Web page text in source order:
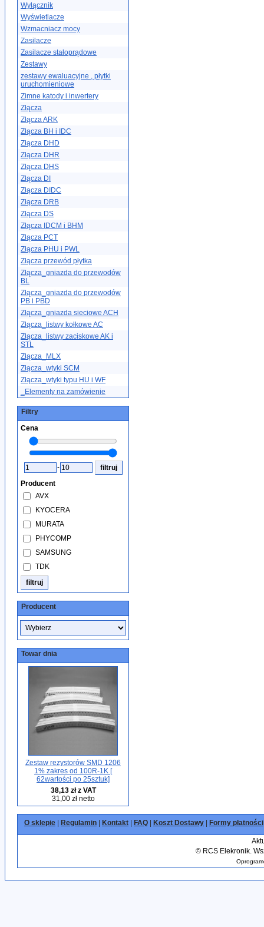
Wyłącznik
Wyświetlacze
Wzmacniacz mocy
Zasilacze
Zasilacze stałoprądowe
Zestawy
zestawy ewaluacyjne , płytki
uruchomieniowe
Zimne katody i inwertery
Złącza
Złącza ARK
Złącza BH i IDC
Złącza DHD
Złącza DHR
Złącza DHS
Złącza DI
Złącza DIDC
Złącza DRB
Złącza DS
Złącza IDCM i BHM
Złącza PCT
Złącza PHU i PWL
Złącza przewód płytka
Złącza_gniazda do przewodów
BL
Złącza_gniazda do przewodów
PB i PBD
Złącza_gniazda sieciowe ACH
Złącza_listwy kołkowe AC
Złącza_listwy zaciskowe AK i
STL
Złącza_MLX
Złącza_wtyki SCM
Złącza_wtyki typu HU i WF
_Elementy na zamówienie
Filtry
Cena
-
Producent
AVX
KYOCERA
MURATA
PHYCOMP
SAMSUNG
TDK
Producent
Towar dnia
Zestaw rezystorów SMD 1206
1% zakres od 100R-1K [
62wartości po 25sztuk]
38,13 zł z VAT
31,00 zł netto
O sklepie Regulamin Kontakt FAQ Koszt Dostawy Formy płatności
©RCS Elekronik.